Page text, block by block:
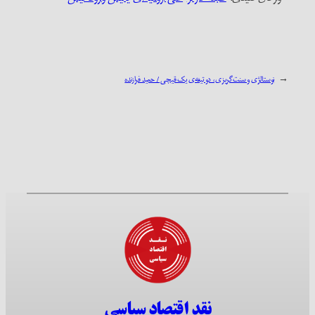
← نوستالژی و سنت‌گریزی، دو تیغه‌ی یک قیچی / حمید فرازنده